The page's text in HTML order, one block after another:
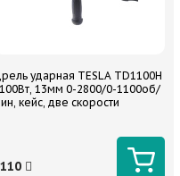
ударная TESLA TD1100H
13мм 0-2800/0-1100об/
кейс, две скорости